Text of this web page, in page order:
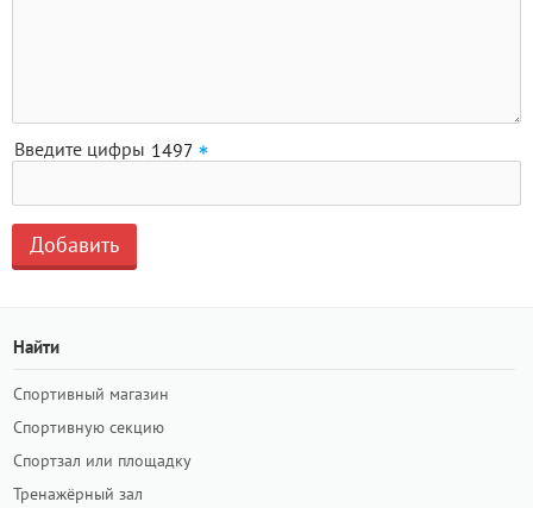
Введите цифры
Найти
Спортивный магазин
Спортивную секцию
Спортзал или площадку
Тренажёрный зал